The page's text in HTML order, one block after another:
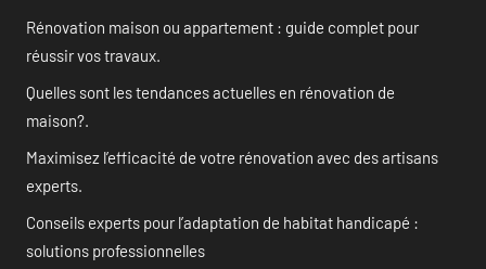
Rénovation maison ou appartement : guide complet pour
réussir vos travaux.
Quelles sont les tendances actuelles en rénovation de
maison?.
Maximisez l’efficacité de votre rénovation avec des artisans
experts.
Conseils experts pour l’adaptation de habitat handicapé :
solutions professionnelles